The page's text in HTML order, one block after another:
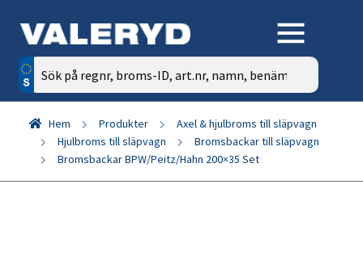
Sök
efter:
Hem Produkter
Axel & hjulbroms till släpvagn
Hjulbroms till släpvagn
Bromsbackar till släpvagn
Bromsbackar BPW/Peitz/Hahn 200×35 Set